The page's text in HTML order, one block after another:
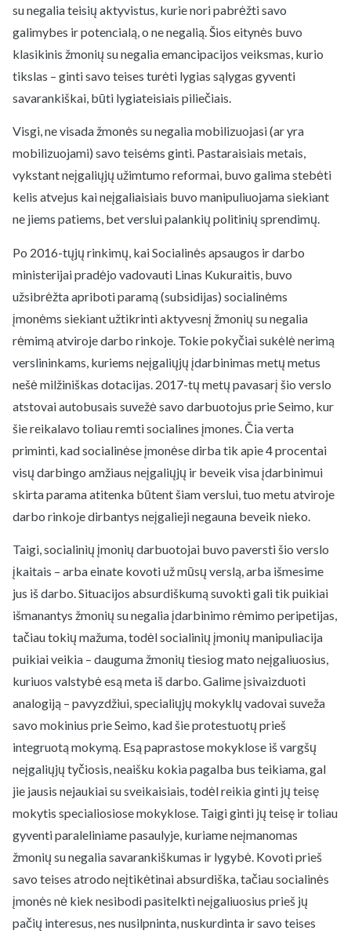
su negalia teisių aktyvistus, kurie nori pabrėžti savo
galimybes ir potencialą, o ne negalią. Šios eitynės buvo
klasikinis žmonių su negalia emancipacijos veiksmas, kurio
tikslas – ginti savo teises turėti lygias sąlygas gyventi
savarankiškai, būti lygiateisiais piliečiais.
Visgi, ne visada žmonės su negalia mobilizuojasi (ar yra
mobilizuojami) savo teisėms ginti. Pastaraisiais metais,
vykstant neįgaliųjų užimtumo reformai, buvo galima stebėti
kelis atvejus kai neįgaliaisiais buvo manipuliuojama siekiant
ne jiems patiems, bet verslui palankių politinių sprendimų.
Po 2016-tųjų rinkimų, kai Socialinės apsaugos ir darbo
ministerijai pradėjo vadovauti Linas Kukuraitis, buvo
užsibrėžta apriboti paramą (subsidijas) socialinėms
įmonėms siekiant užtikrinti aktyvesnį žmonių su negalia
rėmimą atviroje darbo rinkoje. Tokie pokyčiai sukėlė nerimą
verslininkams, kuriems neįgaliųjų įdarbinimas metų metus
nešė milžiniškas dotacijas. 2017-tų metų pavasarį šio verslo
atstovai autobusais suvežė savo darbuotojus prie Seimo, kur
šie reikalavo toliau remti socialines įmones. Čia verta
priminti, kad socialinėse įmonėse dirba tik apie 4 procentai
visų darbingo amžiaus neįgaliųjų ir beveik visa įdarbinimui
skirta parama atitenka būtent šiam verslui, tuo metu atviroje
darbo rinkoje dirbantys neįgalieji negauna beveik nieko.
Taigi, socialinių įmonių darbuotojai buvo paversti šio verslo
įkaitais – arba einate kovoti už mūsų verslą, arba išmesime
jus iš darbo. Situacijos absurdiškumą suvokti gali tik puikiai
išmanantys žmonių su negalia įdarbinimo rėmimo peripetijas,
tačiau tokių mažuma, todėl socialinių įmonių manipuliacija
puikiai veikia – dauguma žmonių tiesiog mato neįgaliuosius,
kuriuos valstybė esą meta iš darbo. Galime įsivaizduoti
analogiją – pavyzdžiui, specialiųjų mokyklų vadovai suveža
savo mokinius prie Seimo, kad šie protestuotų prieš
integruotą mokymą. Esą paprastose mokyklose iš vargšų
neįgaliųjų tyčiosis, neaišku kokia pagalba bus teikiama, gal
jie jausis nejaukiai su sveikaisiais, todėl reikia ginti jų teisę
mokytis specialiosiose mokyklose. Taigi ginti jų teisę ir toliau
gyventi paraleliniame pasaulyje, kuriame neįmanomas
žmonių su negalia savarankiškumas ir lygybė. Kovoti prieš
savo teises atrodo neįtikėtinai absurdiška, tačiau socialinės
įmonės nė kiek nesibodi pasitelkti neįgaliuosius prieš jų
pačių interesus, nes nusilpninta, nuskurdinta ir savo teises